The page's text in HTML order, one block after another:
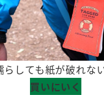
らしても紙が破れな
買いにいく